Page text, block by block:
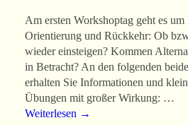
Am ersten Workshoptag geht es
Orientierung und Rückkehr: Ob
wieder einsteigen? Kommen
in Betracht? An den folgenden
erhalten Sie Informationen und
Übungen mit großer Wirkung: …
Weiterlesen →